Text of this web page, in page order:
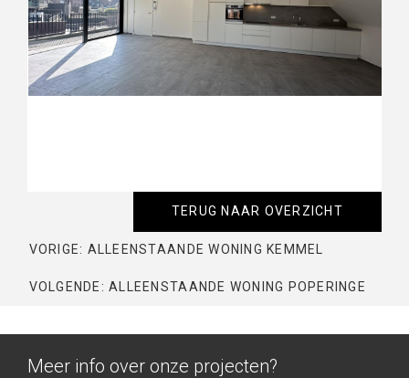
TERUG NAAR OVERZICHT
VORIGE: ALLEENSTAANDE WONING KEMMEL
VOLGENDE: ALLEENSTAANDE WONING POPERINGE
Meer info over onze projecten?